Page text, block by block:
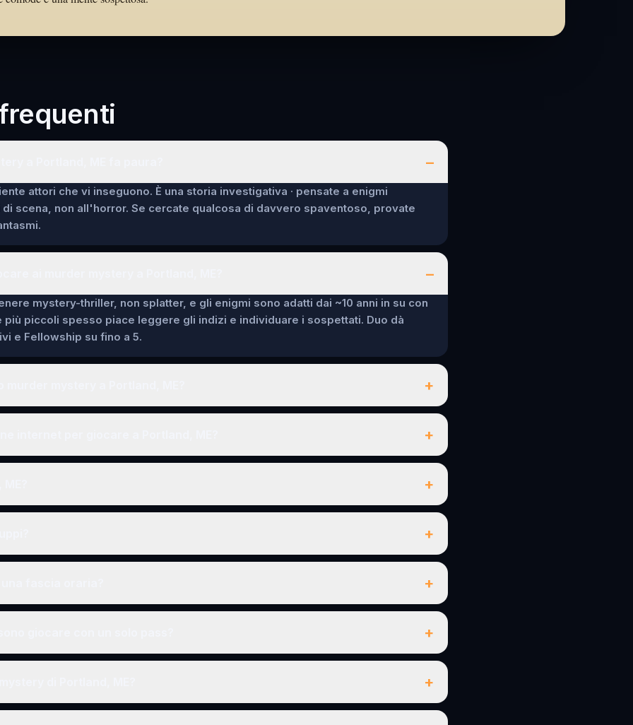
–
attori che vi inseguono. È una storia investigativa · pensate a enigmi
scena, non all'horror. Se cercate qualcosa di davvero spaventoso, provate
–
mystery-thriller, non splatter, e gli enigmi sono adatti dai ~10 anni in su con
più piccoli spesso piace leggere gli indizi e individuare i sospettati. Duo dà
e Fellowship su fino a 5.
+
+
+
+
+
+
+